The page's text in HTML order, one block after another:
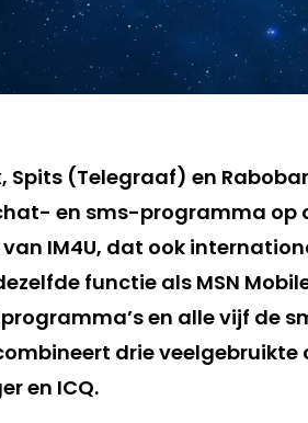
Spits (Telegraaf) en
en sms-programma op
IM4U, dat ook
functie als MSN
en alle vijf de
drie veelgebruikte
en ICQ.